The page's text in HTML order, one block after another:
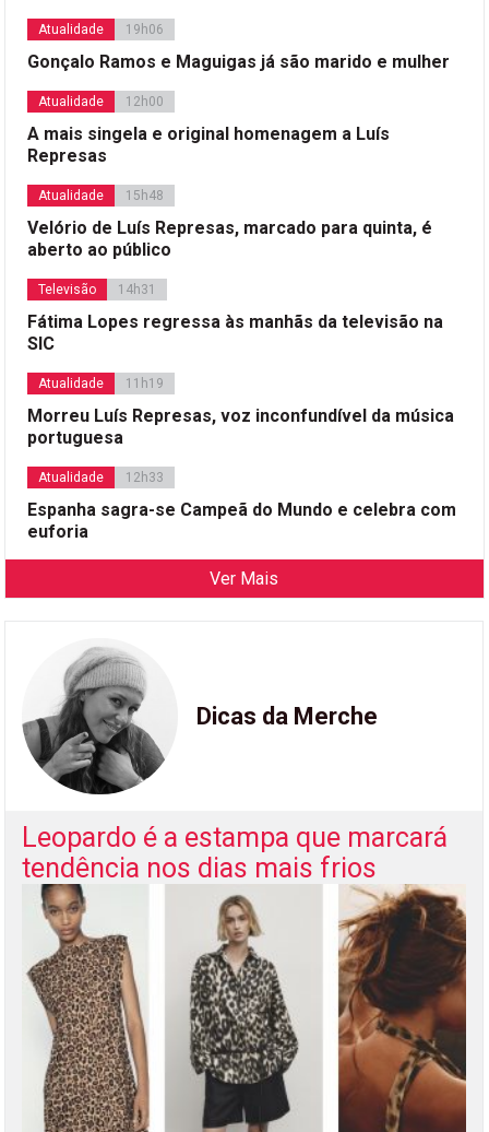
Atualidade 19h06
Gonçalo Ramos e Maguigas já são marido e mulher
Atualidade 12h00
A mais singela e original homenagem a Luís
Represas
Atualidade 15h48
Velório de Luís Represas, marcado para quinta, é
aberto ao público
Televisão 14h31
Fátima Lopes regressa às manhãs da televisão na
SIC
Atualidade 11h19
Morreu Luís Represas, voz inconfundível da música
portuguesa
Atualidade 12h33
Espanha sagra-se Campeã do Mundo e celebra com
euforia
Ver Mais
Dicas da Merche
Leopardo é a estampa que marcará
tendência nos dias mais frios